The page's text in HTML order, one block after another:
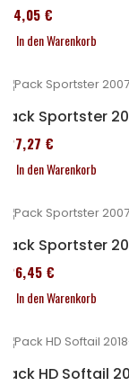
314,05 €
In den Warenkorb
Pack Sportster
227,27 €
In den Warenkorb
Pack Sportster
326,45 €
In den Warenkorb
Pack HD Softail